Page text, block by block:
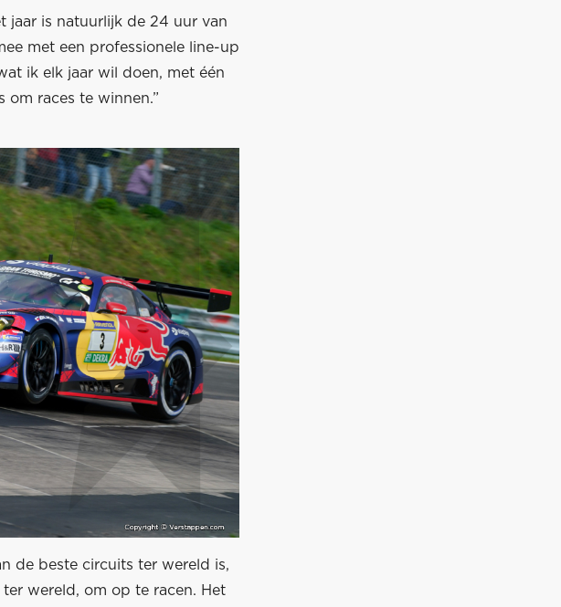
jaar is natuurlijk de 24 uur van
met een professionele line-up
ik elk jaar wil doen, met één
om races te winnen.”
de beste circuits ter wereld is,
wereld, om op te racen. Het